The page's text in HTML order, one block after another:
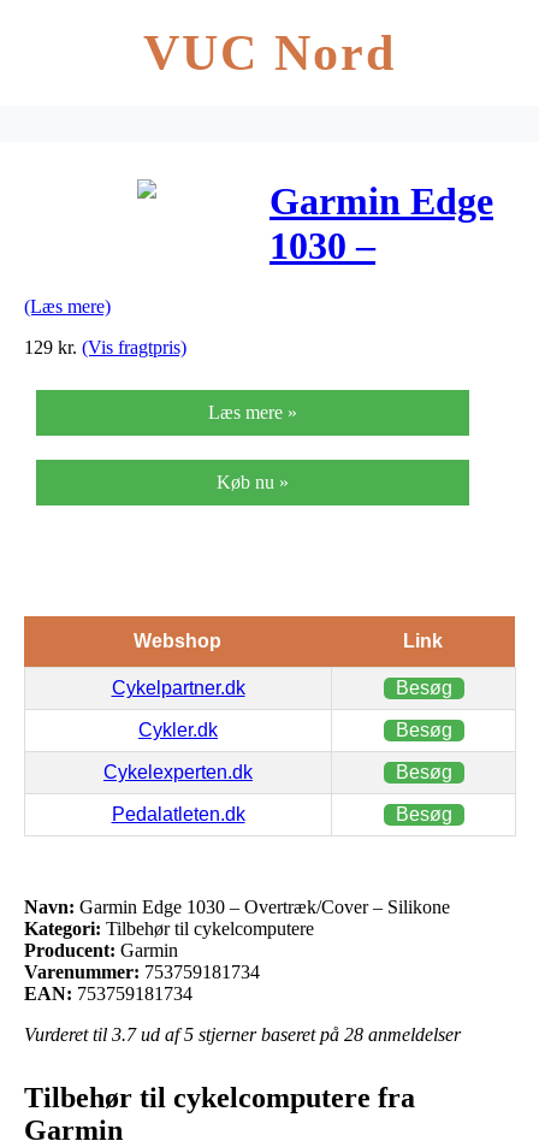
VUC Nord
Garmin Edge
1030 –
(Læs mere)
129 kr. (Vis fragtpris)
Læs mere »
Køb nu »
Webshop Link
Cykelpartner.dk Besøg
Cykler.dk Besøg
Cykelexperten.dk Besøg
Pedalatleten.dk Besøg
Navn: Garmin Edge 1030 – Overtræk/Cover – Silikone
Kategori: Tilbehør til cykelcomputere
Producent: Garmin
Varenummer: 753759181734
EAN: 753759181734
Vurderet til 3.7ud af 5 stjerner baseret på 28 anmeldelser
Tilbehør til cykelcomputere fra
Garmin